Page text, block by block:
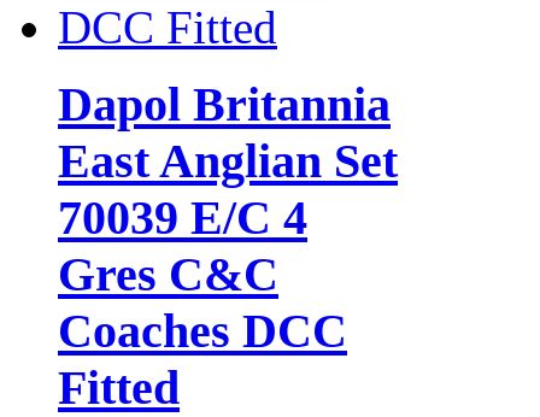
Dapol Britannia
East Anglian Set
70039 E/C 4
Gres C&C
Coaches DCC
Fitted